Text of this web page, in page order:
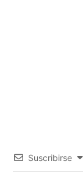
Suscribirse